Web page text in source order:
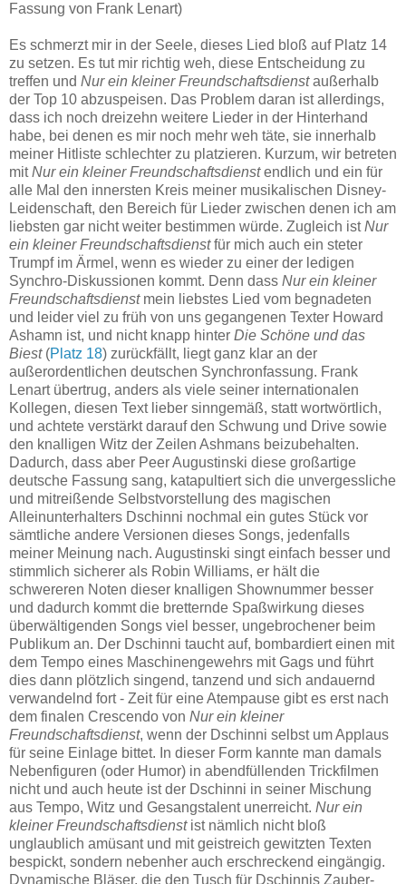
Fassung von Frank Lenart)
Es schmerzt mir in der Seele, dieses Lied bloß auf Platz 14
zu setzen. Es tut mir richtig weh, diese Entscheidung zu
treffen und Nur ein kleiner Freundschaftsdienstaußerhalb
der Top 10 abzuspeisen. Das Problem daran ist allerdings,
dass ich noch dreizehn weitere Lieder in der Hinterhand
habe, bei denen es mir noch mehr weh täte, sie innerhalb
meiner Hitliste schlechter zu platzieren. Kurzum, wir betreten
mitNur ein kleiner Freundschaftsdienstendlich und ein für
alle Mal den innersten Kreis meiner musikalischen Disney-
Leidenschaft, den Bereich für Lieder zwischen denen ich am
liebsten gar nicht weiter bestimmen würde. Zugleich istNur
ein kleiner Freundschaftsdienstfür mich auch ein steter
Trumpf im Ärmel, wenn es wieder zu einer der ledigen
Synchro-Diskussionen kommt. Denn dass Nur ein kleiner
Freundschaftsdienst mein liebstes Lied vom begnadeten
und leider viel zu früh von uns gegangenen Texter Howard
Ashamn ist, und nicht knapp hinter Die Schöne und das
Biest(Platz 18) zurückfällt, liegt ganz klar an der
außerordentlichen deutschen Synchronfassung. Frank
Lenart übertrug, anders als viele seiner internationalen
Kollegen, diesen Text lieber sinngemäß, statt wortwörtlich,
und achtete verstärkt darauf den Schwung und Drive sowie
den knalligen Witz der Zeilen Ashmans beizubehalten.
Dadurch, dass aber Peer Augustinski diese großartige
deutsche Fassung sang, katapultiert sich die unvergessliche
und mitreißende Selbstvorstellung des magischen
Alleinunterhalters Dschinni nochmal ein gutes Stück vor
sämtliche andere Versionen dieses Songs, jedenfalls
meiner Meinung nach. Augustinski singt einfach besser und
stimmlich sicherer als Robin Williams, er hält die
schwereren Noten dieser knalligen Shownummer besser
und dadurch kommt die bretternde Spaßwirkung dieses
überwältigenden Songs viel besser, ungebrochener beim
Publikum an. Der Dschinni taucht auf, bombardiert einen mit
dem Tempo eines Maschinengewehrs mit Gags und führt
dies dann plötzlich singend, tanzend und sich andauernd
verwandelnd fort - Zeit für eine Atempause gibt es erst nach
dem finalen Crescendo von Nur ein kleiner
Freundschaftsdienst, wenn der Dschinni selbst um Applaus
für seine Einlage bittet. In dieser Form kannte man damals
Nebenfiguren (oder Humor) in abendfüllenden Trickfilmen
nicht und auch heute ist der Dschinni in seiner Mischung
aus Tempo, Witz und Gesangstalent unerreicht. Nur ein
kleiner Freundschaftsdienst ist nämlich nicht bloß
unglaublich amüsant und mit geistreich gewitzten Texten
bespickt, sondern nebenher auch erschreckend eingängig.
Dynamische Bläser, die den Tusch für Dschinnis Zauber-